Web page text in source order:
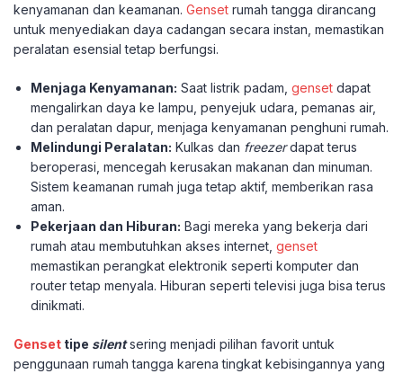
kenyamanan dan keamanan. Genset rumah tangga dirancang
untuk menyediakan daya cadangan secara instan, memastikan
peralatan esensial tetap berfungsi.
Menjaga Kenyamanan: Saat listrik padam,genset dapat
mengalirkan daya ke lampu, penyejuk udara, pemanas air,
dan peralatan dapur, menjaga kenyamanan penghuni rumah.
Melindungi Peralatan: Kulkas dan freezerdapat terus
beroperasi, mencegah kerusakan makanan dan minuman.
Sistem keamanan rumah juga tetap aktif, memberikan rasa
aman.
Pekerjaan dan Hiburan: Bagi mereka yang bekerja dari
rumah atau membutuhkan akses internet,genset
memastikan perangkat elektronik seperti komputer dan
router tetap menyala. Hiburan seperti televisi juga bisa terus
dinikmati.
Genset tipe silentsering menjadi pilihan favorit untuk
penggunaan rumah tangga karena tingkat kebisingannya yang